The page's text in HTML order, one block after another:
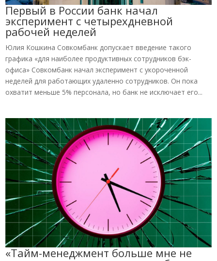
Первый в России банк начал
эксперимент с четырехдневной
рабочей неделей
Юлия Кошкина Совкомбанк допускает введение такого
графика «для наиболее продуктивных сотрудников бэк-
офиса» Совкомбанк начал эксперимент с укороченной
неделей для работающих удаленно сотрудников. Он пока
охватит меньше 5% персонала, но банк не исключает его...
«Тайм-менеджмент больше мне не